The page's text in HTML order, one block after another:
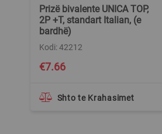
Prizë bivalente UNICA TOP,
2P +T, standart Italian, (e
bardhë)
€7.66
Kodi: 42212
Shto te Krahasimet